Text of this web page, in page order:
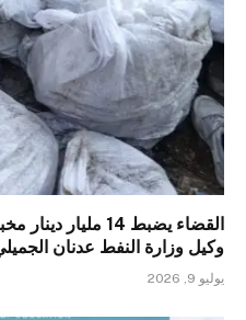
القضاء يضبط 14
وكيل وزارة النفط عدنان
يوليو 9, 2026